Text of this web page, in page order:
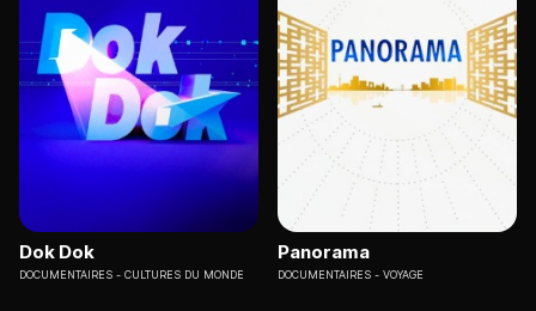
Dok Dok
DOCUMENTAIRES CULTURES DU MONDE
Panorama
DOCUMENTAIRES VOYAGE